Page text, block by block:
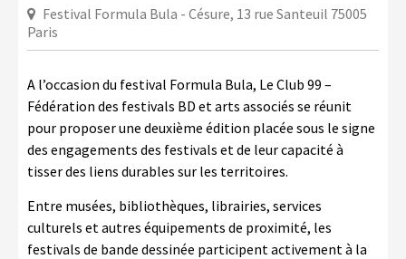
Festival Formula Bula - Césure, 13 rue Santeuil 75005
Paris
A l’occasion du festival Formula Bula, Le Club 99 –
Fédération des festivals BD et arts associés se réunit
pour proposer une deuxième édition placée sous le signe
des engagements des festivals et de leur capacité à
tisser des liens durables sur les territoires.
Entre musées, bibliothèques, librairies, services
culturels et autres équipements de proximité, les
festivals de bande dessinée participent activement à la